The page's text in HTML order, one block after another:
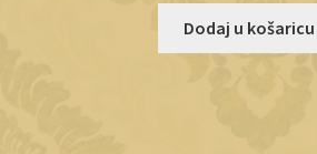
Dodaj u košaricu